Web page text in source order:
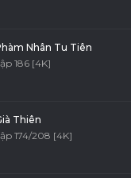
Nhân Tu Tiên
186 [4K]
Thiên
174/208 [4K]